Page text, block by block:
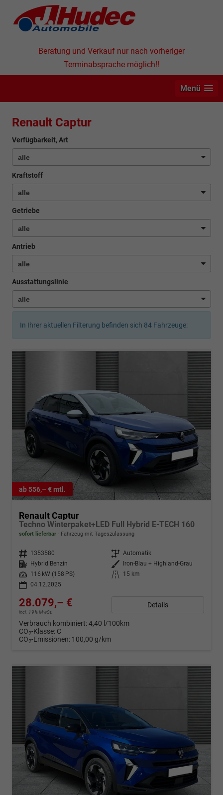
Beratung und Verkauf nur nach vorheriger
Terminabsprache möglich!!
Menü
Renault Captur
Verfügbarkeit, Art
Kraftstoff
Getriebe
Antrieb
Ausstattungslinie
In Ihrer aktuellen Filterung befinden sich 84 Fahrzeuge:
ab 556,– € mtl.
Renault Captur
Techno Winterpaket+LED Full Hybrid E-TECH 160
sofort lieferbar Fahrzeug mit Tageszulassung
Fahrzeugnr. 1353580 Getriebe Automatik
Kraftstoff
Hybrid Benzin Außenfarbe
Iron-Blau + Highland-Grau
Leistung
116 kW (158 PS) Kilometerstand
15 km
04.12.2025
28.079,– €
incl. 19% MwSt.
Details
Verbrauch kombiniert:4,40 l/100km
CO2-Klasse: C
CO2-Emissionen: 100,00 g/km